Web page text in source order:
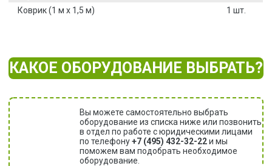
Коврик (1 м х 1,5 м) 1 шт.
КАКОЕ ОБОРУДОВАНИЕ ВЫБРАТЬ?
Вы можете самостоятельно выбрать
оборудование из списка ниже или позвонить
в отдел по работе с юридическими лицами
по телефону+7 (495) 432-32-22и мы
поможем вам подобрать необходимое
оборудование.